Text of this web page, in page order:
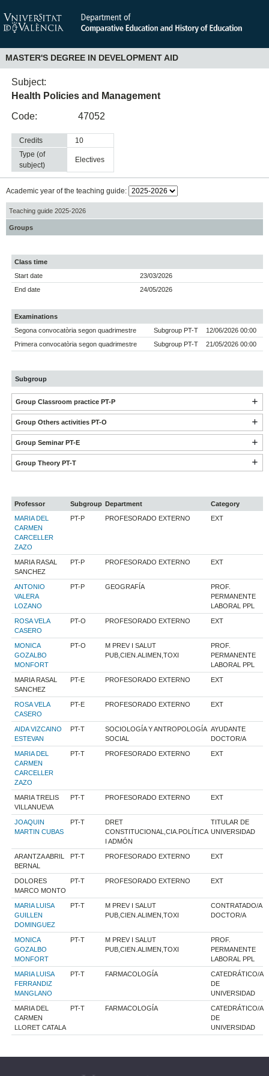
MASTER'S DEGREE IN DEVELOPMENT AID
Subject:
Health Policies and Management
Code:
47052
Credits
10
Type (of
subject)
electives
Academic year of the teaching guide:
Teaching guide 2025-2026
Groups
Class time
Start date
23/03/2026
End date
24/05/2026
Examinations
Segona convocatòria segon quadrimestre
Subgroup PT-T
12/06/2026 00:00
Primera convocatòria segon quadrimestre
Subgroup PT-T 21/05/2026 00:00
Subgroup
Group Classroom practice PT-P
Group Others activities PT-O
Group Seminar PT-E
Group Theory PT-T
Professor Subgroup Department
Category
MARIA DEL
CARMEN
CARCELLER
ZAZO
PT-P PROFESORADO EXTERNO EXT
MARIA RASAL
SANCHEZ
PT-P PROFESORADO EXTERNO EXT
ANTONIO
VALERA
LOZANO
PT-P GEOGRAFÍA
PROF.
PERMANENTE
LABORAL PPL
ROSA VELA
CASERO
PT-O PROFESORADO EXTERNO EXT
MONICA
GOZALBO
MONFORT
PT-O
M PREV I SALUT
PUB,CIEN.ALIMEN,TOXI
PROF.
PERMANENTE
LABORAL PPL
MARIA RASAL
SANCHEZ
PT-E PROFESORADO EXTERNO EXT
ROSA VELA
CASERO
PT-E PROFESORADO EXTERNO EXT
AIDA VIZCAINO
ESTEVAN
PT-T
SOCIOLOGÍA Y ANTROPOLOGÍA
SOCIAL
AYUDANTE
DOCTOR/A
MARIA DEL
CARMEN
CARCELLER
ZAZO
PT-T PROFESORADO EXTERNO EXT
MARIA TRELIS
VILLANUEVA
PT-T PROFESORADO EXTERNO EXT
JOAQUIN
MARTIN CUBAS
PT-T
DRET
CONSTITUCIONAL,CIA.POLÍTICA
I ADMÓN
TITULAR DE
UNIVERSIDAD
ARANTZA ABRIL
BERNAL
PT-T PROFESORADO EXTERNO EXT
DOLORES
MARCO MONTO
PT-T PROFESORADO EXTERNO EXT
MARIA LUISA
GUILLEN
DOMINGUEZ
PT-T
M PREV I SALUT
PUB,CIEN.ALIMEN,TOXI
CONTRATADO/A
DOCTOR/A
MONICA
GOZALBO
MONFORT
PT-T
M PREV I SALUT
PUB,CIEN.ALIMEN,TOXI
PROF.
PERMANENTE
LABORAL PPL
MARIA LUISA
FERRANDIZ
MANGLANO
PT-T FARMACOLOGÍA
CATEDRÁTICO/A
DE
UNIVERSIDAD
MARIA DEL
CARMEN
LLORET CATALA
PT-T FARMACOLOGÍA
CATEDRÁTICO/A
DE
UNIVERSIDAD